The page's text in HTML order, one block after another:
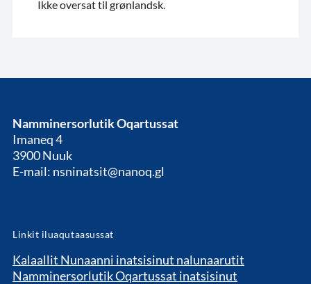
Ikke oversat til grønlandsk.
Namminersorlutik Oqartussat
Imaneq 4
3900 Nuuk
E-mail: nsninatsit@nanoq.gl
Linkit iluaqutaasussat
Kalaallit Nunaanni inatsisinut nalunaarutit
Namminersorlutik Oqartussat inatsisinut